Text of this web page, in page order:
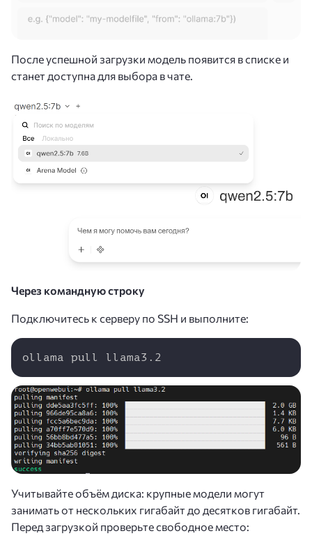
После успешной загрузки модель появится в списке и
станет доступна для выбора в чате.
Через командную строку
Подключитесь к серверу по SSH и выполните:
ollama pull llama3.2
Учитывайте объём диска: крупные модели могут
занимать от нескольких гигабайт до десятков гигабайт.
Перед загрузкой проверьте свободное место: